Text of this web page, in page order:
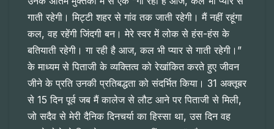
गाती रहेगी। मिट्टी शहर से गांव तक जाती रहेगी। मैं नहीं रहूंगा
कल, वह रहेंगी जिंदगी बन। मेरे स्वर में लोक से हंस-हंस के
बतियाती रहेगी। गा रही है आज, कल भी प्यार से गाती रहेगी।”
के माध्यम से पिताजी के व्यक्तित्व को रेखांकित करते हुए जीवन
जीने के प्रति उनकी प्रतिबद्धता को संदर्भित किया। 31 अक्तूबर
से 15 दिन पूर्व जब मैं कालेज से लौट आने पर पिताजी से मिली,
जो सदैव से मेरी दैनिक दिनचर्या का हिस्सा था, उस दिन वह